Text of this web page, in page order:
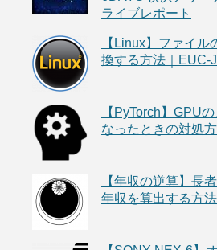
ライブレポート
【Linux】ファイ
換する方法｜
【PyTorch】GPU
なったときの対処方
【年収の逆算】長
年収を算出する方法